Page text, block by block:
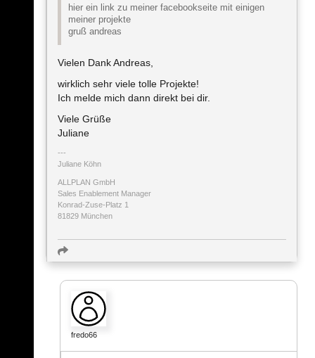
hier ein link zu meiner facebookseite mit einigen
meiner projekte
gruß andreas
Vielen Dank Andreas,
wirklich sehr viele tolle Projekte!
Ich melde mich dann direkt bei dir.
Viele Grüße
Juliane
Juliane Köhn
ALLPLAN GmbH
Sales Enablement Manager
Konrad-Zuse-Platz 1
81829 München
fredo66